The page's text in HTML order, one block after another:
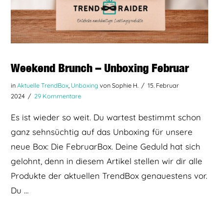
Weekend Brunch – Unboxing Februar
inAktuelle TrendBox, Unboxing von Sophie H.
15. Februar
2024
29 Kommentare
Es ist wieder so weit. Du wartest bestimmt schon
ganz sehnsüchtig auf das Unboxing für unsere
neue Box: Die FebruarBox. Deine Geduld hat sich
gelohnt, denn in diesem Artikel stellen wir dir alle
Produkte der aktuellen TrendBox genauestens vor.
Du …